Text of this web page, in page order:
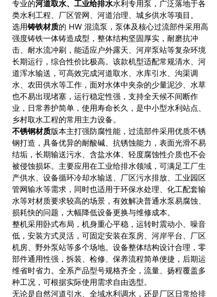
联系我们
专业的河道取水、工业给排水水利专用泵，广泛落地于各
类水利工程、厂区管网、河道治理、城乡供水等项目。
选用铸铁材质的 HW 混流泵，泵体及核心过流部件采用高
强度铸铁一体铸造成型，整体结构坚固厚实，耐磨抗冲
击、耐水流冲刷，能适应户外露天、河岸泵站等复杂环境
长期运行，综合性价比极高。该款机型适配常规清水、河
道浑水输送，可高效完成河道取水、水库引水、沟渠调
水、农田供水等工作，面对水体中夹杂的少量泥沙、水草
也不易出现堵塞，运行稳定性强，支持全天候不间断作
业，日常养护简单，使用寿命长久，是中小型水利站点、
乡村取水工程的常用主力设备。
不锈钢材质版本主打强防腐性能，过流部件采用优质不锈
钢打造，具备优异的耐酸碱、抗锈蚀能力，表面光滑不易
结垢，长期输送污水、含盐水体、轻度腐蚀性介质也不会
被侵蚀损坏。主要应用在工业给排水领域，可满足工厂生
产供水、设备循环冷却水输送、厂区污水排放、工业园区
管网输水等需求，同时也适用于环保水处理、化工配套输
水等对材质要求较高的场景，有效解决普通水泵易腐蚀、
损耗快的问题，大幅降低设备更换与维修成本。
整机采用卧式布局，机身重心平稳，运转时震动小、噪音
低，安装方式灵活，可固定安装在泵房、河岸平台、厂区
机房、野外泵站等多个场地。设备整体结构设计合理，零
部件通用性强，拆装、检修、保养流程简单便捷，后期运
维省时省力。全系产品型号规格齐全，流量、扬程覆盖多
种工况，可根据实际使用需求自由选型。
无论是自然河道引水、全域水利调水，还是厂区日常给排